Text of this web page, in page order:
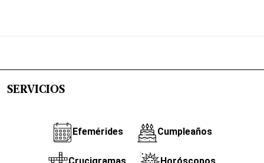
SERVICIOS
Efemérides Cumpleaños